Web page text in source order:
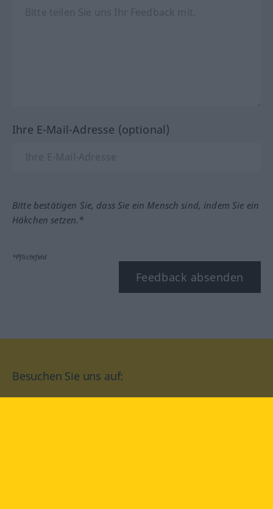
Ihre E-Mail-Adresse (optional)
Bitte bestätigen Sie, dass Sie ein Mensch sind, indem Sie ein
Häkchen setzen.*
*Pflichtfeld
Feedback absenden
Besuchen Sie uns auf: